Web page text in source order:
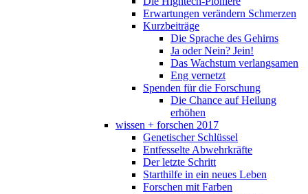
Erwartungen verändern Schmerzen
Kurzbeiträge
Die Sprache des Gehirns
Ja oder Nein? Jein!
Das Wachstum verlangsamen
Eng vernetzt
Spenden für die Forschung
Die Chance auf Heilung
erhöhen
wissen + forschen 2017
Genetischer Schlüssel
Entfesselte Abwehrkräfte
Der letzte Schritt
Starthilfe in ein neues Leben
Forschen mit Farben